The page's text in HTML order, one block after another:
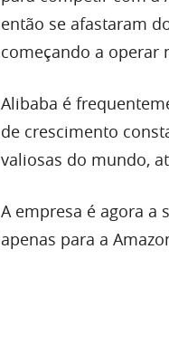
então se afastaram
começando a operar
Alibaba é
de crescimento
valiosas do mundo,
A empresa é agora
apenas para a